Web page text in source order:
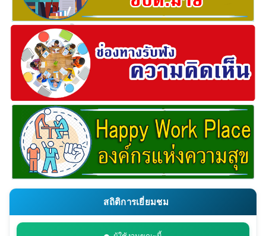
สถิติการเยี่ยมชม